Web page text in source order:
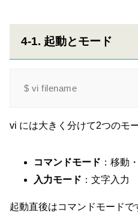
4-1. 起動とモード
vi には大きく分けて2つのモ
コマンドモード ：移動
入力モード ：文字入力
起動直後はコマンドモードで